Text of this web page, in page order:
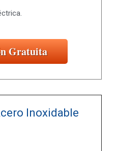
Gratuita
Inoxidable